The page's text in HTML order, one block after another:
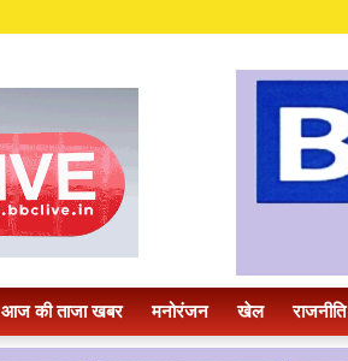
आज की ताजा खबर मनोरंजन खेल राजनीति